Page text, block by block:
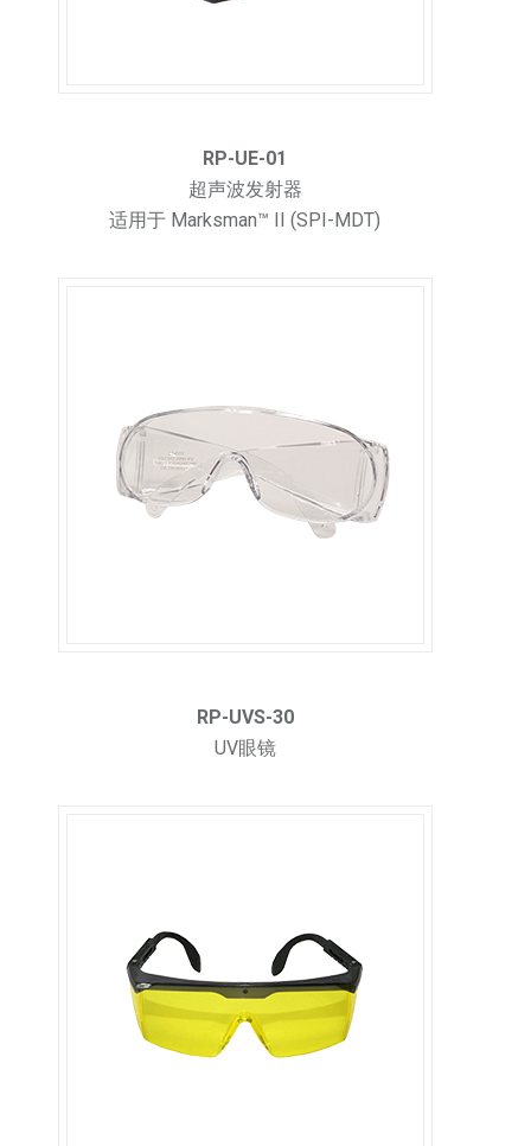
RP-UE-01
超声波发射器
适用于 Marksman™ II (SPI-MDT)
RP-UVS-30
UV眼镜